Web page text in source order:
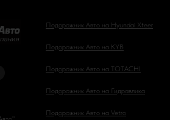
Подорожник Авто на Hyundai Xteer
Подорожник Авто на KYB
Подорожник Авто на TOTACHI
Подорожник Авто на Гидравлика
Подорожник Авто на Vetro